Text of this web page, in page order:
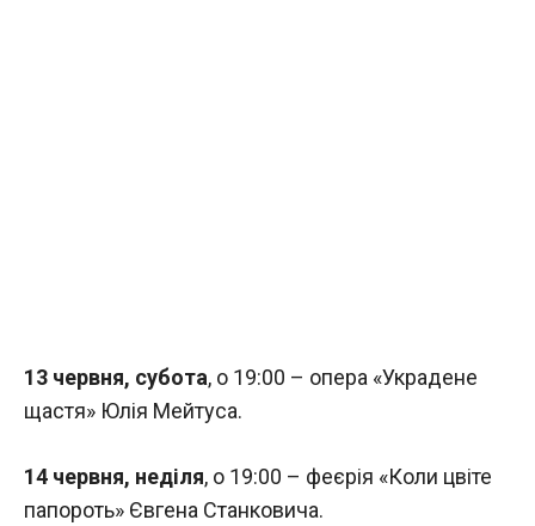
13 червня, субота, о 19:00 – опера «Украдене
щастя» Юлія Мейтуса.
14 червня, неділя, о 19:00 – феєрія «Коли цвіте
папороть» Євгена Станковича.